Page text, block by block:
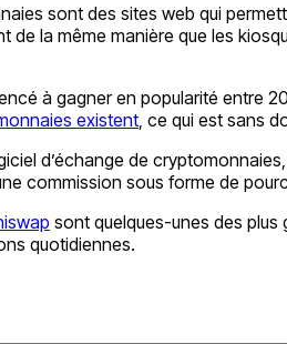
sont des sites web qui
de la même manière que les
à gagner en popularité entre
existent , ce qui est sans
d’échange de
commission sous forme de
sont quelques-unes des plus
quotidiennes.